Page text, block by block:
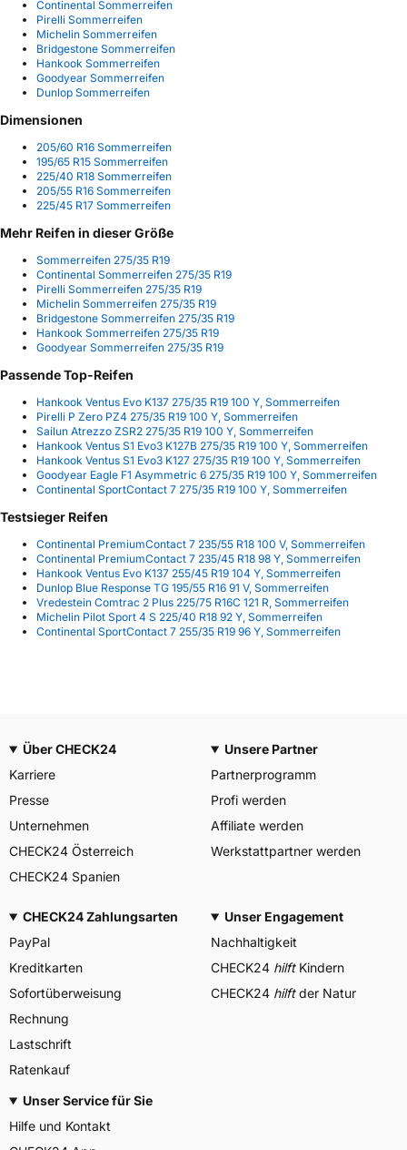
Continental Sommerreifen
Pirelli Sommerreifen
Michelin Sommerreifen
Bridgestone Sommerreifen
Hankook Sommerreifen
Goodyear Sommerreifen
Dunlop Sommerreifen
Dimensionen
205/60 R16 Sommerreifen
195/65 R15 Sommerreifen
225/40 R18 Sommerreifen
205/55 R16 Sommerreifen
225/45 R17 Sommerreifen
Mehr Reifen in dieser Größe
Sommerreifen 275/35 R19
Continental Sommerreifen 275/35 R19
Pirelli Sommerreifen 275/35 R19
Michelin Sommerreifen 275/35 R19
Bridgestone Sommerreifen 275/35 R19
Hankook Sommerreifen 275/35 R19
Goodyear Sommerreifen 275/35 R19
Passende Top-Reifen
Hankook Ventus Evo K137 275/35 R19 100 Y, Sommerreifen
Pirelli P Zero PZ4 275/35 R19 100 Y, Sommerreifen
Sailun Atrezzo ZSR2 275/35 R19 100 Y, Sommerreifen
Hankook Ventus S1 Evo3 K127B 275/35 R19 100 Y, Sommerreifen
Hankook Ventus S1 Evo3 K127 275/35 R19 100 Y, Sommerreifen
Goodyear Eagle F1 Asymmetric 6 275/35 R19 100 Y, Sommerreifen
Continental SportContact 7 275/35 R19 100 Y, Sommerreifen
Testsieger Reifen
Continental PremiumContact 7 235/55 R18 100 V, Sommerreifen
Continental PremiumContact 7 235/45 R18 98 Y, Sommerreifen
Hankook Ventus Evo K137 255/45 R19 104 Y, Sommerreifen
Dunlop Blue Response TG 195/55 R16 91 V, Sommerreifen
Vredestein Comtrac 2 Plus 225/75 R16C 121 R, Sommerreifen
Michelin Pilot Sport 4 S 225/40 R18 92 Y, Sommerreifen
Continental SportContact 7 255/35 R19 96 Y, Sommerreifen
Über CHECK24
Karriere
Presse
Unternehmen
CHECK24 Österreich
CHECK24 Spanien
Unsere Partner
Partnerprogramm
Profi werden
Affiliate werden
Werkstattpartner werden
CHECK24 Zahlungsarten
PayPal
Kreditkarten
Sofortüberweisung
Rechnung
Lastschrift
Ratenkauf
Unser Engagement
Nachhaltigkeit
CHECK24 hilftKindern
CHECK24 hilftder Natur
Unser Service für Sie
Hilfe und Kontakt